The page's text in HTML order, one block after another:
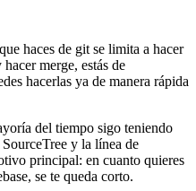
haces de git se limita a hacer
merge, estás de
hacerlas ya de manera rápida
del tiempo sigo teniendo
y la línea de
principal: en cuanto quieres
se te queda corto.